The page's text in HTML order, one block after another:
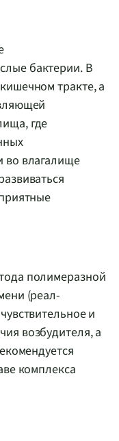
бактерии. В
тракте, а
где
во влагалище
полимеразной
(реал-
и
возбудителя, а
комплекса